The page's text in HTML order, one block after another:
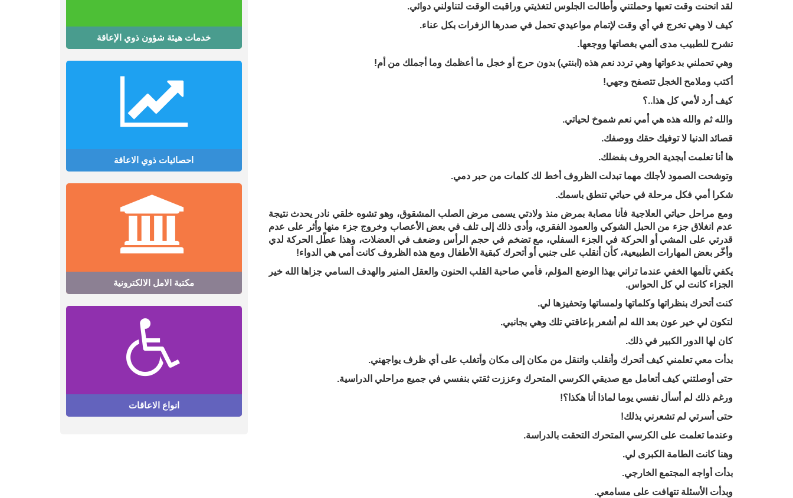
لقد انحنت وقت تعبها وحملتني وأطالت الجلوس لتغذيتي وراقبت الوقت لتناولني دوائي.
كيف لا وهي تخرج في أي وقت لإتمام مواعيدي تحمل في صدرها الزفرات بكل عناء.
تشرح للطبيب مدى ألمي بغصاتها ووجعها.
وهي تحملني بدعواتها وهي تردد نعم هذه (ابنتي) بدون حرج أو خجل ما أعظمك وما أجملك من أم!
أكتب وملامح الخجل تتصفح وجهي!
كيف أرد لأمي كل هذا..؟
والله ثم والله هذه هي أمي نعم شموخ لحياتي.
قصائد الدنيا لا توفيك حقك ووصفك.
ها أنا تعلمت أبجدية الحروف بفضلك.
وتوشحت الصمود لأجلك مهما تبدلت الظروف أخط لك كلمات من حبر دمي.
شكرا أمي فكل مرحلة في حياتي تنطق باسمك.
ومع مراحل حياتي العلاجية فأنا مصابة بمرض منذ ولادتي يسمى مرض الصلب المشقوق، وهو تشوه خلقي نادر يحدث نتيجة
عدم انغلاق جزء من الحبل الشوكي والعمود الفقري، وأدى ذلك إلى تلف في بعض الأعصاب وخروج جزء منها وأثر على عدم
قدرتي على المشي أو الحركة في الجزء السفلي، مع تضخم في حجم الرأس وضعف في العضلات، وهذا عطّل الحركة لدي
وأخّر بعض المهارات الطبيعية، كأن أنقلب على جنبي أو أتحرك كبقية الأطفال ومع هذه الظروف كانت أمي هي الدواء!
يكفي تألمها الخفي عندما تراني بهذا الوضع المؤلم، فأمي صاحبة القلب الحنون والعقل المنير والهدف السامي جزاها الله خير
الجزاء كانت لي كل الحواس.
كنت أتحرك بنظراتها وكلماتها ولمساتها وتحفيزها لي.
لتكون لي خير عون بعد الله لم أشعر بإعاقتي تلك وهي بجانبي.
كان لها الدور الكبير في ذلك.
بدأت معي تعلمني كيف أتحرك وأنقلب واتنقل من مكان إلى مكان وأتغلب على أي ظرف يواجهني.
حتى أوصلتني كيف أتعامل مع صديقي الكرسي المتحرك وعززت ثقتي بنفسي في جميع مراحلي الدراسية.
ورغم ذلك لم أسأل نفسي يوما لماذا أنا هكذا؟!
حتى أسرتي لم تشعرني بذلك!
وعندما تعلمت على الكرسي المتحرك التحقت بالدراسة.
وهنا كانت الطامة الكبرى لي.
بدأت أواجه المجتمع الخارجي.
وبدأت الأسئلة تتهافت على مسامعي.
خدمات هيئة شؤون ذوي الإعاقة
احصائيات ذوي الاعاقة
مكتبة الامل الالكترونية
انواع الاعاقات